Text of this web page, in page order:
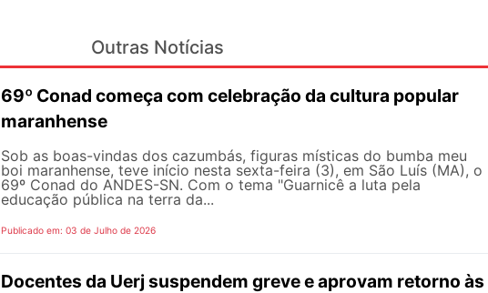
Outras Notícias
69º Conad começa com celebração da cultura popular
maranhense
Sob as boas-vindas dos cazumbás, figuras místicas do bumba meu
boi maranhense, teve início nesta sexta-feira (3), em São Luís (MA), o
69º Conad do ANDES-SN. Com o tema "Guarnicê a luta pela
educação pública na terra da...
Publicado em: 03 de Julho de 2026
Docentes da Uerj suspendem greve e aprovam retorno às